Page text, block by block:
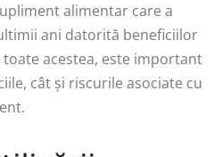
alimentar care a
ani datorită beneficiilor
acestea, este important
cât și riscurile asociate cu